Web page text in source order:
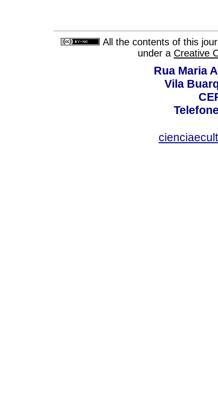
All the contents of this
under a Creative
Rua Maria
Vila